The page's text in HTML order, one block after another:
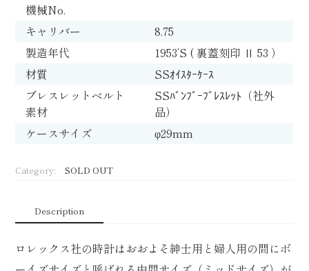
機械No.
キャリバー
8.75
製造年代
1953’S ( 裏蓋刻印 Ⅱ 53 ）
材質
SSｵｲｽﾀｰｹｰｽ
ブレスレットベルト
素材
SSﾊﾞﾝﾌﾞｰﾌﾞﾚｽﾚｯﾄ（社外
品）
ケースサイズ
φ29mm
Category: SOLD OUT
Description
ロレックス社の時計はおおよそ紳士用と婦人用の間にボ